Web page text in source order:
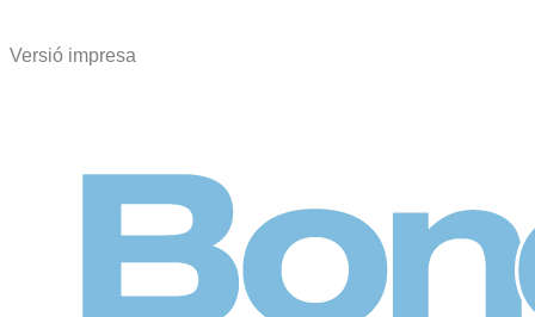
Versió impresa